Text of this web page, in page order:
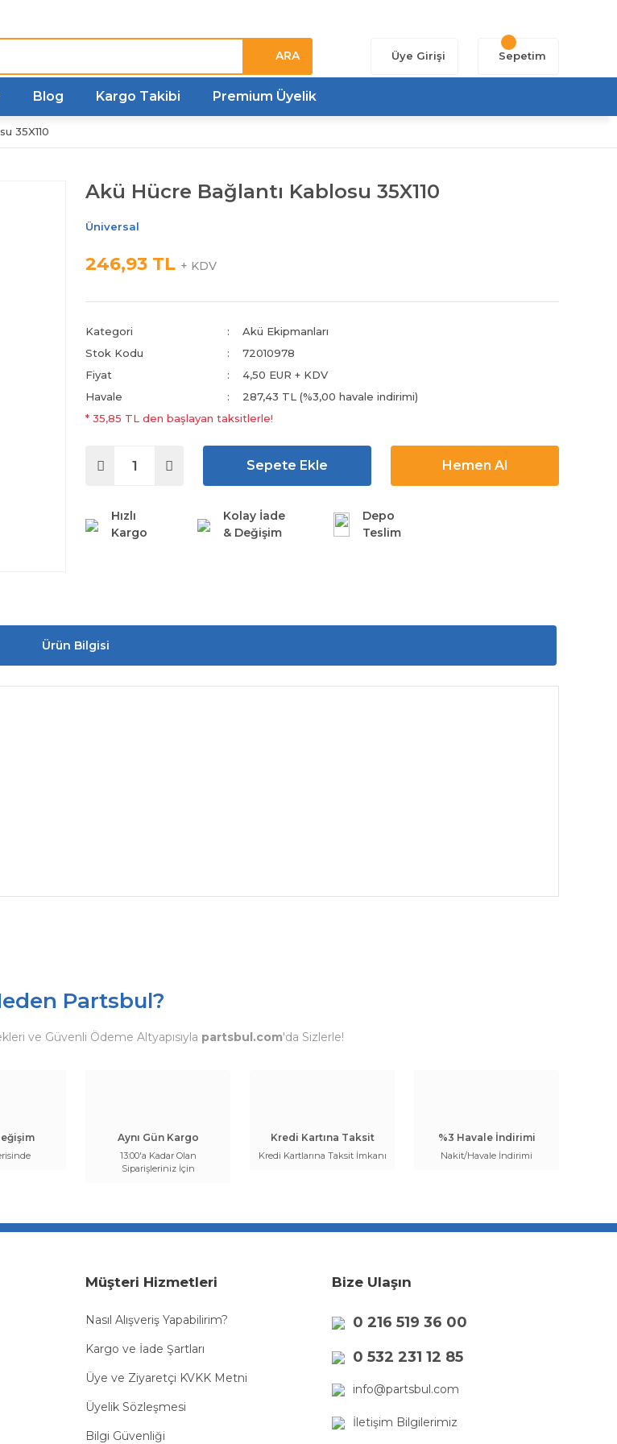
ARA Üye Girişi Sepetim
Blog Kargo Takibi Premium Üyelik
35X110
Akü Hücre Bağlantı Kablosu 35X110
Üniversal
246,93 TL + KDV
Kategori
Akü Ekipmanları
Stok Kodu
72010978
Fiyat
4,50 EUR + KDV
Havale
287,43 TL (%3,00 havale indirimi)
* 35,85 TL den başlayan taksitlerle!
Sepete Ekle Hemen Al
Hızlı
Kargo
Kolay İade
& Değişim
Depo
Teslim
Ürün Bilgisi
Partsbul?
ve Güvenli Ödeme Altyapısıyla partsbul.com'da Sizlerle!
Aynı Gün Kargo
13:00'a Kadar Olan
Siparişleriniz İçin
Kredi Kartına Taksit
Kredi Kartlarına Taksit İmkanı
%3 Havale İndirimi
Nakit/Havale İndirimi
Müşteri Hizmetleri
Nasıl Alışveriş Yapabilirim?
Kargo ve İade Şartları
Üye ve Ziyaretçi KVKK Metni
Üyelik Sözleşmesi
Bilgi Güvenliği
Bize Ulaşın
0 216 519 36 00
0 532 231 12 85
info@partsbul.com
İletişim Bilgilerimiz